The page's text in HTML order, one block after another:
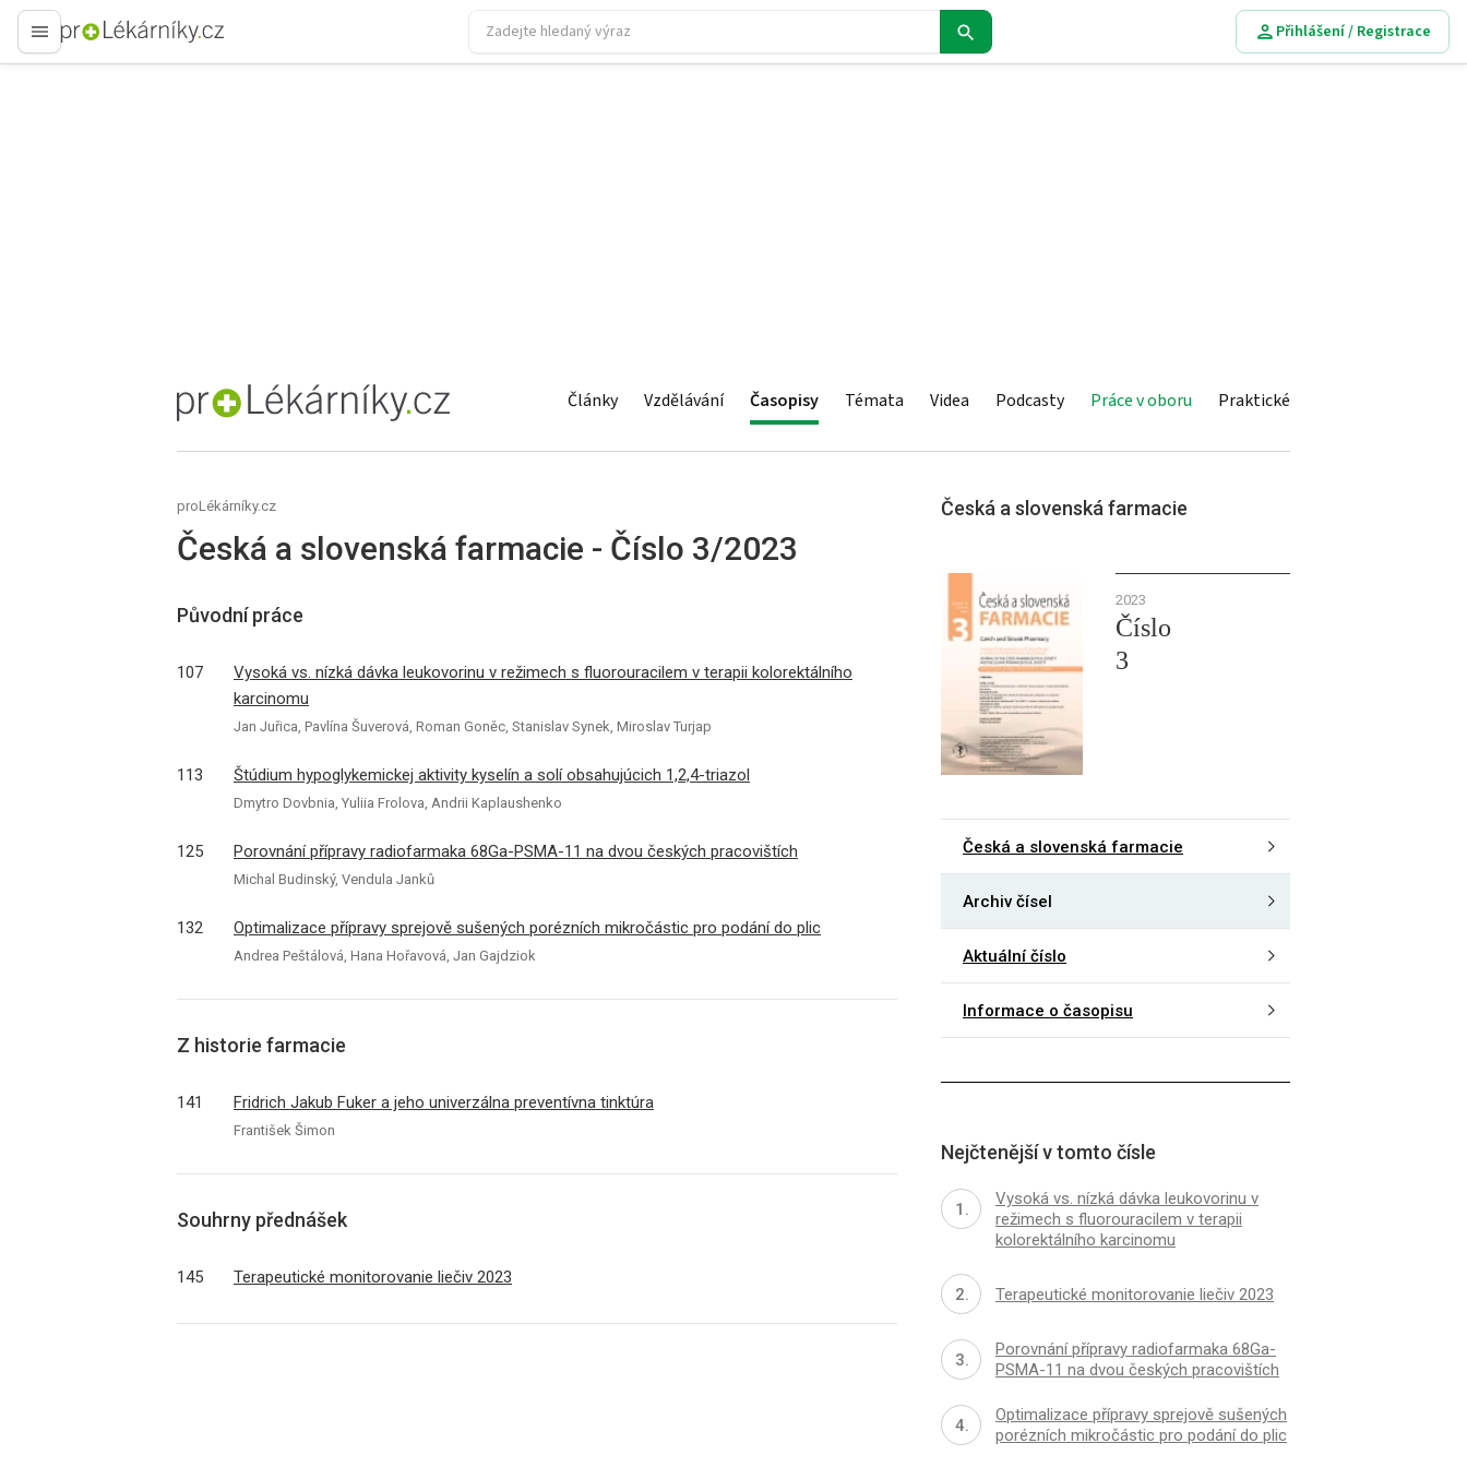
proLékaře.cz
Přihlášení / Registrace
proLékaře.cz Články Vzdělávání Časopisy Témata Videa Podcasty Práce v oboru Praktické
proLékárníky.cz
Česká a slovenská farmacie - Číslo 3/2023
Původní práce
107
Vysoká vs. nízká dávka leukovorinu v režimech s fluorouracilem v terapii kolorektálního
karcinomu
Jan Juřica, Pavlína Šuverová, Roman Goněc, Stanislav Synek, Miroslav Turjap
113 Štúdium hypoglykemickej aktivity kyselín a solí obsahujúcich 1,2,4-triazol
Dmytro Dovbnia, Yuliia Frolova, Andrii Kaplaushenko
125 Porovnání přípravy radiofarmaka 68Ga-PSMA-11 na dvou českých pracovištích
Michal Budinský, Vendula Janků
132 Optimalizace přípravy sprejově sušených porézních mikročástic pro podání do plic
Andrea Peštálová, Hana Hořavová, Jan Gajdziok
Z historie farmacie
141 Fridrich Jakub Fuker a jeho univerzálna preventívna tinktúra
František Šimon
Souhrny přednášek
145 Terapeutické monitorovanie liečiv 2023
Česká a slovenská farmacie
2023
Číslo
3
Česká a slovenská farmacie
Archiv čísel
Aktuální číslo
Informace o časopisu
Nejčtenější v tomto čísle
Vysoká vs. nízká dávka leukovorinu v
režimech s fluorouracilem v terapii
kolorektálního karcinomu
Terapeutické monitorovanie liečiv 2023
Porovnání přípravy radiofarmaka 68Ga-
PSMA-11 na dvou českých pracovištích
Optimalizace přípravy sprejově sušených
porézních mikročástic pro podání do plic